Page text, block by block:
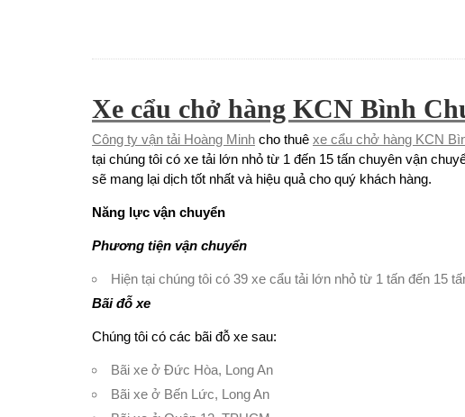
Xe cẩu chở hàng KCN Bình
Công ty vận tải Hoàng Minh cho thuê xe cẩu chở hàng KCN
tại chúng tôi có xe tải lớn nhỏ từ 1 đến 15 tấn chuyên vận
sẽ mang lại dịch tốt nhất và hiệu quả cho quý khách hàng.
Năng lực vận chuyển
Phương tiện vận chuyển
Hiện tại chúng tôi có 39 xe cẩu tải lớn nhỏ từ 1 tấn đến 15
Bãi đỗ xe
Chúng tôi có các bãi đỗ xe sau:
Bãi xe ở Đức Hòa, Long An
Bãi xe ở Bến Lức, Long An